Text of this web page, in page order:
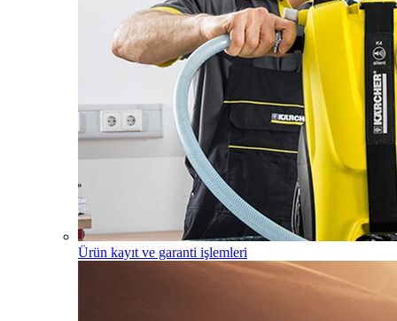
Ürün kayıt ve garanti işlemleri